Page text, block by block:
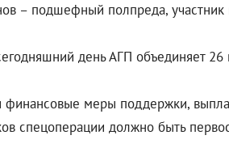
– подшефный полпреда,
день АГП объединяет 26
финансовые меры поддержки,
спецоперации должно быть